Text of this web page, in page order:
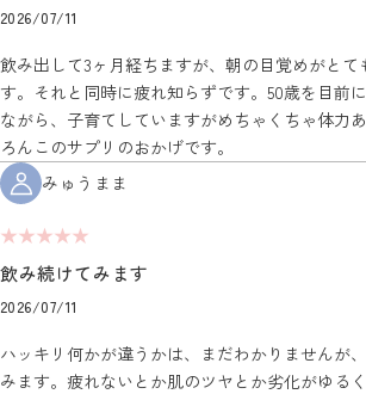
2026/07/11
飲み出して3ヶ月経ちますが、朝の目覚めがとて
す。それと同時に疲れ知らずです。50歳を目前
ながら、子育てしていますがめちゃくちゃ体力
ろんこのサプリのおかげです。
みゅうまま
★★★★★
飲み続けてみます
2026/07/11
ハッキリ何かが違うかは、まだわかりませんが
みます。疲れないとか肌のツヤとか劣化がゆる